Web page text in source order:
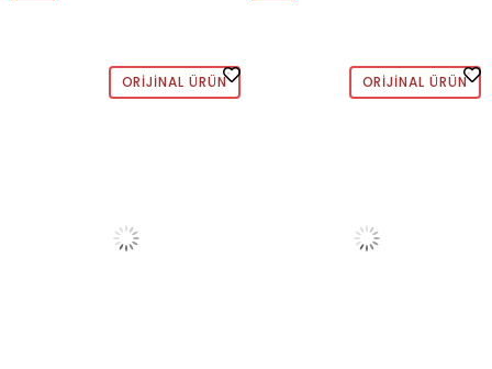
ORIJINAL ÜRÜN ORIJINAL ÜRÜN